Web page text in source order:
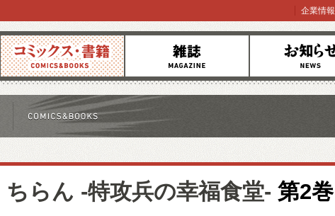
コミックス 雑誌 お知らせ
企業情報
ちらん -特攻兵の幸福食堂- 第2巻